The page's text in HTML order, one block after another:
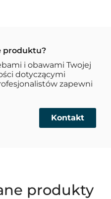
produktu?
i obawami Twojej
dotyczącymi
zapewni
Kontakt
produkty